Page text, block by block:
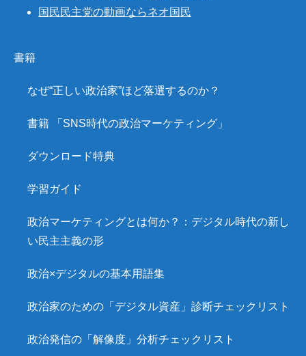
国民民主党の動画ならネオ国民
書籍
なぜ“正しい政治家”ほど落選するのか？
書籍 「SNS時代の政治マーケティング」
ダウンロード特典
学習ガイド
政治マーケティングとは何か？：デジタル時代の新し
い民主主義の形
政治×デジタルの基本用語集
政治家のための「デジタル資産」診断チェックリスト
政治発信の「解像度」分析チェックリスト